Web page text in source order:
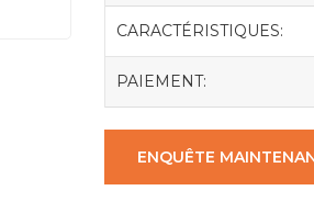
CARACTÉRISTIQUES:
PAIEMENT:
ENQUÊTE